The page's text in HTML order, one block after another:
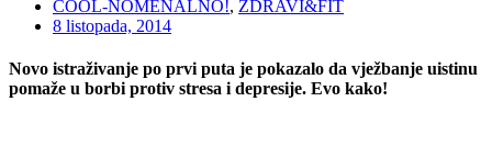
COOL-NOMENALNO!, ZDRAVI&FIT
8 listopada, 2014
Novo istraživanje po prvi puta je pokazalo da vježbanje uistinu
pomaže u borbi protiv stresa i depresije. Evo kako!